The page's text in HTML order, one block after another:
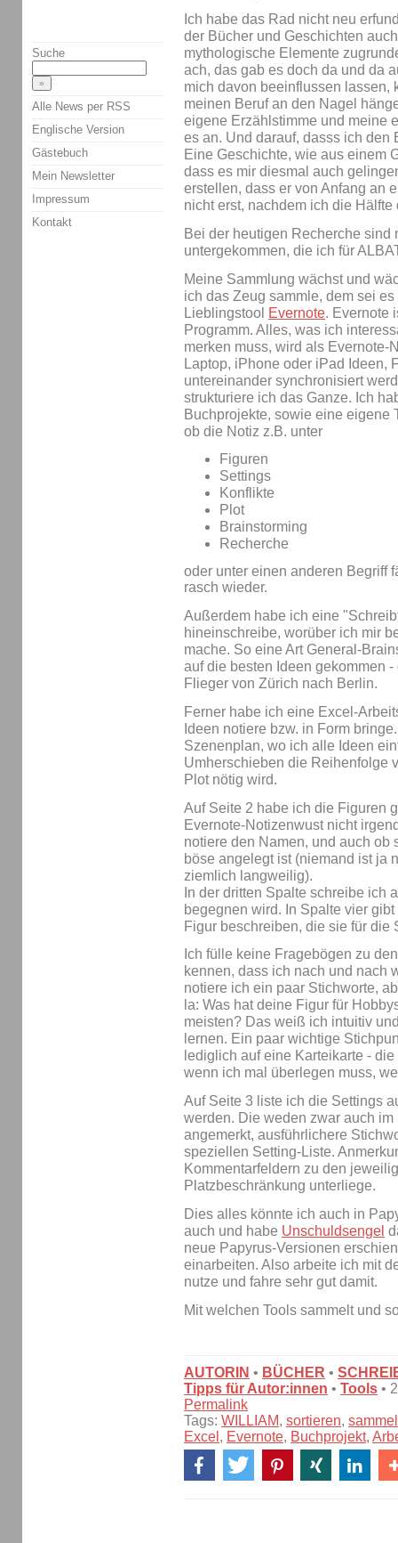
Ich habe das Rad nicht neu
der Bücher und Geschichten
mythologische Elemente
ach, das gab es doch da und da
mich davon beeinflussen lassen,
meinen Beruf an den Nagel
eigene Erzählstimme und meine
es an. Und darauf, dasss ich den
Eine Geschichte, wie aus einem
dass es mir diesmal auch
erstellen, dass er von Anfang an
nicht erst, nachdem ich die
Bei der heutigen Recherche sind
untergekommen, die ich für
Meine Sammlung wächst und
ich das Zeug sammle, dem sei
Lieblingstool Evernote. Evernote
Programm. Alles, was ich
merken muss, wird als Evernote-
Laptop, iPhone oder iPad Ideen,
untereinander synchronisiert
strukturiere ich das Ganze. Ich
Buchprojekte, sowie eine eigene
ob die Notiz z.B. unter
Figuren
Settings
Konflikte
Plot
Brainstorming
Recherche
oder unter einen anderen Begriff
rasch wieder.
Außerdem habe ich eine
hineinschreibe, worüber ich mir
mache. So eine Art General-
auf die besten Ideen gekommen
Flieger von Zürich nach Berlin.
Ferner habe ich eine Excel-
Ideen notiere bzw. in Form
Szenenplan, wo ich alle Ideen
Umherschieben die Reihenfolge
Plot nötig wird.
Auf Seite 2 habe ich die Figuren
Evernote-Notizenwust nicht
notiere den Namen, und auch ob
böse angelegt ist (niemand ist ja
ziemlich langweilig).
In der dritten Spalte schreibe ich
begegnen wird. In Spalte vier
Figur beschreiben, die sie für die
Ich fülle keine Fragebögen zu
kennen, dass ich nach und nach
notiere ich ein paar Stichworte,
la: Was hat deine Figur für
meisten? Das weiß ich intuitiv
lernen. Ein paar wichtige
lediglich auf eine Karteikarte -
wenn ich mal überlegen muss,
Auf Seite 3 liste ich die Settings
werden. Die weden zwar auch
angemerkt, ausführlichere
speziellen Setting-Liste.
Kommentarfeldern zu den
Platzbeschränkung unterliege.
Dies alles könnte ich auch in
auch und habe Unschuldsengel
neue Papyrus-Versionen
einarbeiten. Also arbeite ich mit
nutze und fahre sehr gut damit.
Mit welchen Tools sammelt und
AUTORIN • BÜCHER •
Tipps für Autor:innen • Tools •
Permalink
Tags: WILLIAM, sortieren,
Excel , Evernote, Buchprojekt,
Suche
Alle News per RSS
Englische Version
Gästebuch
Mein Newsletter
Impressum
Kontakt